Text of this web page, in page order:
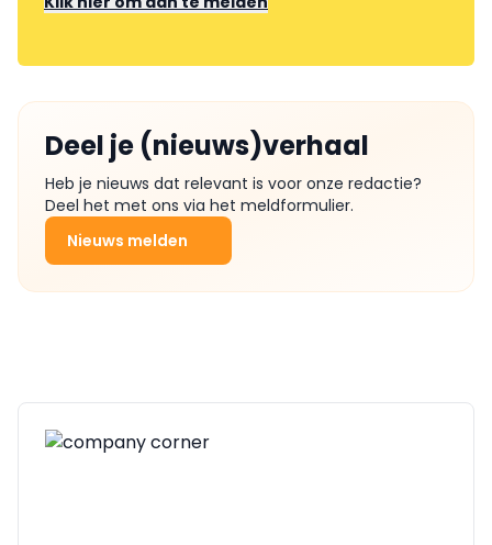
Deel je (nieuws)verhaal
Heb je nieuws dat relevant is voor onze redactie?
Deel het met ons via het meldformulier.
Nieuws melden